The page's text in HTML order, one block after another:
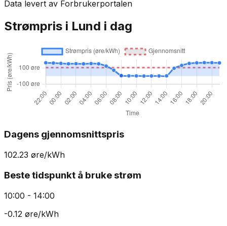
Data levert av Forbrukerportalen
Strømpris i Lund i dag
Dagens gjennomsnittspris
102.23 øre/kWh
Beste tidspunkt å bruke strøm
10:00 - 14:00
-0.12 øre/kWh